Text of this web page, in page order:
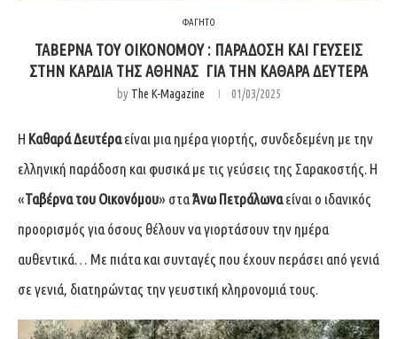
ΦΑΓΗΤΟ
ΤΑΒΕΡΝΑ ΤΟΥ ΟΙΚΟΝΟΜΟΥ : ΠΑΡΑΔΟΣΗ ΚΑΙ ΓΕΥΣΕΙΣ
ΣΤΗΝ ΚΑΡΔΙΑ ΤΗΣ ΑΘΗΝΑΣ ΓΙΑ ΤΗΝ ΚΑΘΑΡΑ ΔΕΥΤΕΡΑ
by The K-Magazine 01/03/2025
Η Καθαρά Δευτέραείναι μια ημέρα γιορτής, συνδεδεμένη με την
ελληνική παράδοση και φυσικά με τις γεύσεις της Σαρακοστής. Η
«Ταβέρνα του Οικονόμου» σταΆνω Πετράλωναείναι ο ιδανικός
προορισμός για όσους θέλουν να γιορτάσουν την ημέρα
αυθεντικά… Με πιάτα και συνταγές που έχουν περάσει από γενιά
σε γενιά, διατηρώντας την γευστική κληρονομιά τους.